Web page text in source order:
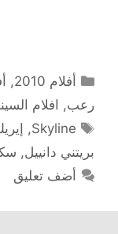
التصنيفات
أفلام 2010 ,
رعب, افلام
الوسوم
Skyline
,
بريتني دانييل,
أضف تعليق